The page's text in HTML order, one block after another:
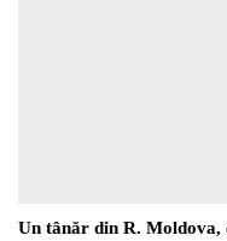
Un tânăr din R.